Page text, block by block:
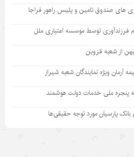
های صندوق تامین و پلیس راهور فراجا
از شعبه قزوین
آرمان ویژه نمایندگان شعبه شیراز
پنجره ملی خدمات دولت هوشمند
پارسیان مورد توجه حقیقی‌ها